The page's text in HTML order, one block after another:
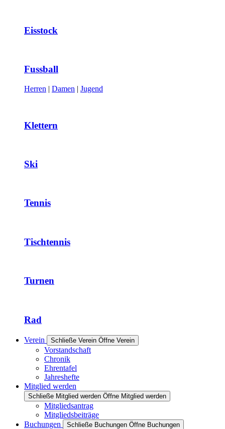
Eisstock
Fussball
Herren | Damen | Jugend
Klettern
Ski
Tennis
Tischtennis
Turnen
Rad
Verein Schließe Verein Öffne Verein
Vorstandschaft
Chronik
Ehrentafel
Jahreshefte
Mitglied werden
Schließe Mitglied werden Öffne Mitglied werden
Mitgliedsantrag
Mitgliedsbeiträge
Buchungen
Schließe Buchungen Öffne Buchungen